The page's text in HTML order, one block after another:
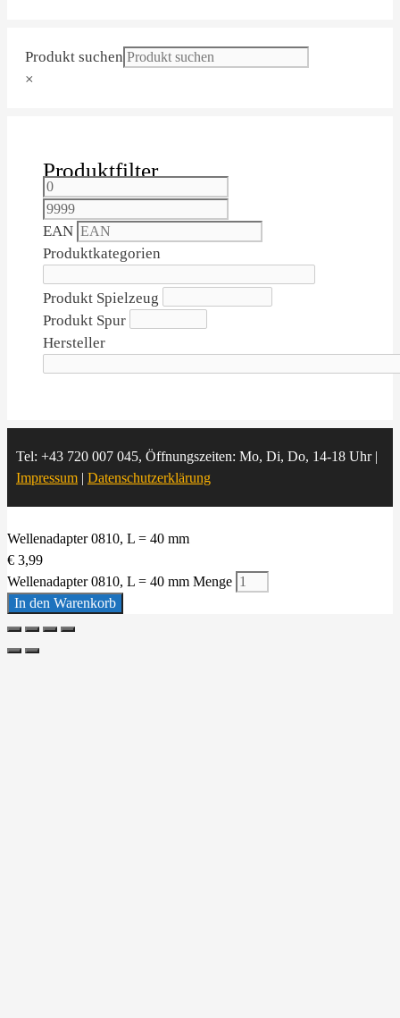
Produkt suchen
×
Produktfilter
EAN
Produktkategorien
Produkt Spielzeug
Produkt Spur
Hersteller
Tel: +43 720 007 045, Öffnungszeiten: Mo, Di, Do, 14-18 Uhr |
Impressum | Datenschutzerklärung
Wellenadapter 0810, L = 40 mm
€ 3,99
Wellenadapter 0810, L = 40 mm Menge
In den Warenkorb